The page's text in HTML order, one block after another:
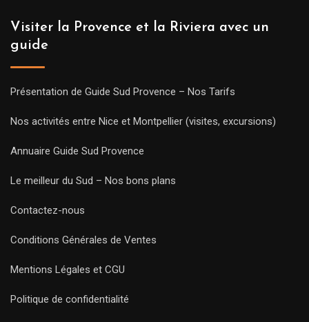
Visiter la Provence et la Riviera avec un
guide
Présentation de Guide Sud Provence – Nos Tarifs
Nos activités entre Nice et Montpellier (visites, excursions)
Annuaire Guide Sud Provence
Le meilleur du Sud – Nos bons plans
Contactez-nous
Conditions Générales de Ventes
Mentions Légales et CGU
Politique de confidentialité